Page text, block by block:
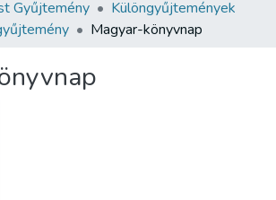
Gyűjtemény
Különgyűjtemények
Magyar-könyvnap